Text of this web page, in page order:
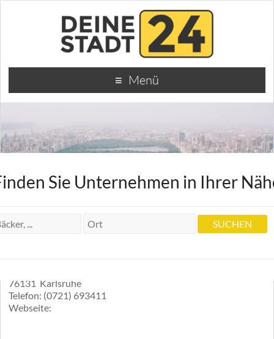
Menü
Sie Unternehmen in Ihrer
76131 Karlsruhe
Telefon: (0721) 693411
Webseite: